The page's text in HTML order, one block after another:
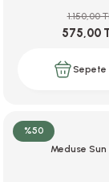
575,00
1.150,00
Sepete
%50
Meduse